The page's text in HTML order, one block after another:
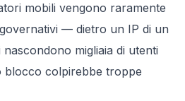
mobili vengono raramente
— dietro un IP di un
migliaia di utenti
blocco colpirebbe troppe